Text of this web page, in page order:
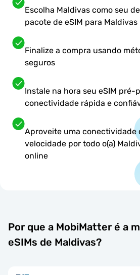
Escolha Maldivas como seu
pacote de eSIM para Maldivas
Finalize a compra usando
seguros
Instale na hora seu eSIM pré-
conectividade rápida e
Aproveite uma conectividade
velocidade por todo o(a)
online
Por que a MobiMatter é a
eSIMs de Maldivas?